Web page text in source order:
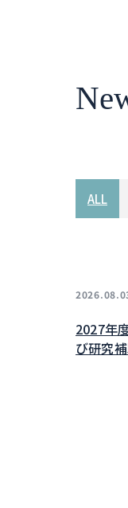
ALL
2027年
び研究